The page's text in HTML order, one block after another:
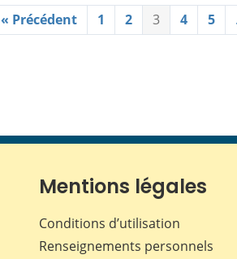
« Précédent 1 2 3 4 5
Mentions légales
Conditions d’utilisation
Renseignements personnels